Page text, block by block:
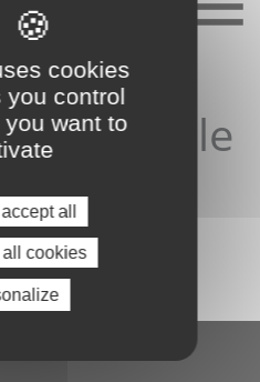
depuis le
05/2026 14:18:54
06/2026 08:16:19
cookies
you control
want to
all
all cookies